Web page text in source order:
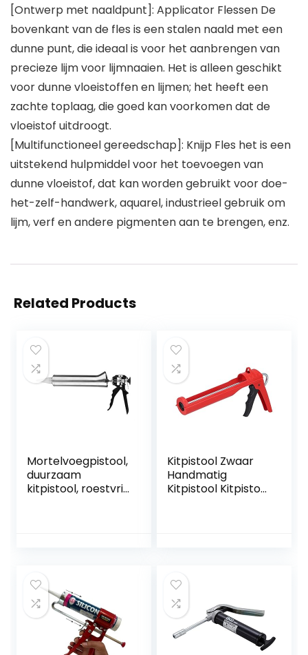
[Ontwerp met naaldpunt]: Applicator Flessen De
bovenkant van de fles is een stalen naald met een
dunne punt, die ideaal is voor het aanbrengen van
precieze lijm voor lijmnaaien. Het is alleen geschikt
voor dunne vloeistoffen en lijmen; het heeft een
zachte toplaag, die goed kan voorkomen dat de
vloeistof uitdroogt.
[Multifunctioneel gereedschap]: Knijp Fles het is een
uitstekend hulpmiddel voor het toevoegen van
dunne vloeistof, dat kan worden gebruikt voor doe-
het-zelf-handwerk, aquarel, industrieel gebruik om
lijm, verf en andere pigmenten aan te brengen, enz.
Related Products
Mortelvoegpistool,
duurzaam
kitpistool, roestvrij
Kitpistool Zwaar
Handmatig
Kitpistool Kitpistool